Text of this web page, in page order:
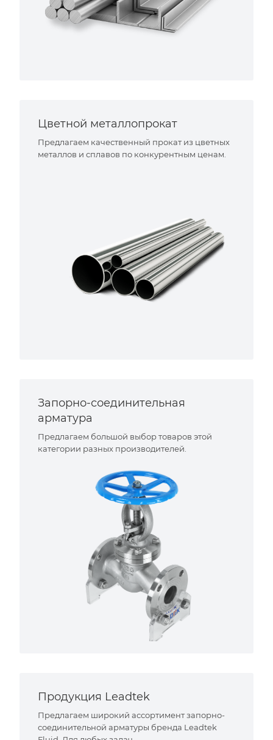
Цветной металлопрокат
Предлагаем качественный прокат из цветных
металлов и сплавов по конкурентным ценам.
Запорно-соединительная
арматура
Предлагаем большой выбор товаров этой
категории разных производителей.
Продукция Leadtek
Предлагаем широкий ассортимент запорно-
соединительной арматуры бренда Leadtek